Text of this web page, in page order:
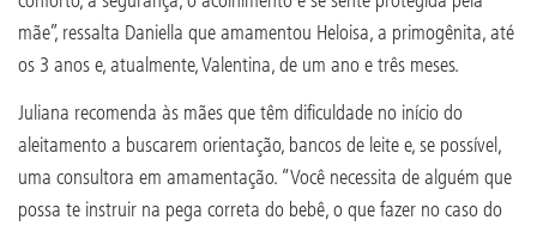
mãe”, ressalta Daniella que amamentou Heloisa, a primogênita, até
os 3 anos e, atualmente, Valentina, de um ano e três meses.
Juliana recomenda às mães que têm dificuldade no início do
aleitamento a buscarem orientação, bancos de leite e, se possível,
uma consultora em amamentação. “Você necessita de alguém que
possa te instruir na pega correta do bebê, o que fazer no caso do